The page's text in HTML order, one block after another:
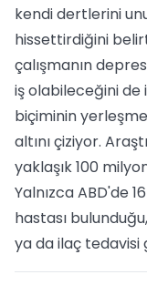
kendi dertlerini
hissettirdiğini
çalışmanın
iş olabileceğini de
biçiminin
altını çiziyor.
yaklaşık 100
Yalnızca ABD'de
hastası
ya da ilaç